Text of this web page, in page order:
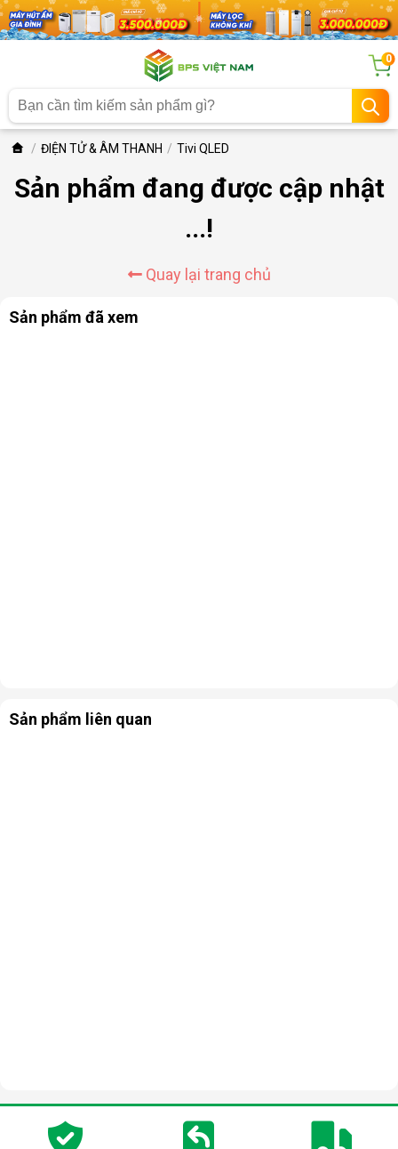
0
ĐIỆN TỬ & ÂM THANH Tivi QLED
Sản phẩm đang được cập nhật
...!
Quay lại trang chủ
Sản phẩm đã xem
Sản phẩm liên quan